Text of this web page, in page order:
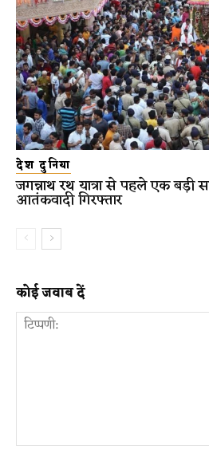
देश दुनिया
जगन्नाथ रथ यात्रा से पहले एक बड़ी
आतंकवादी गिरफ्तार
कोई जवाब दें